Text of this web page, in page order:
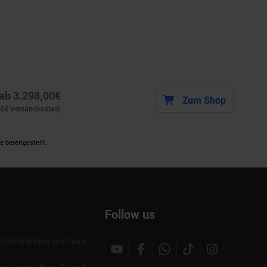
ab 3.298,00€
€ Versandkosten)
Zum Shop
bereitgestellt.
Follow us